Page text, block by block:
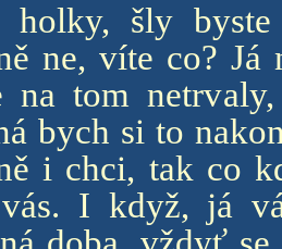
holky, šly byste
ne, víte co? Já
na tom
bych si to
i chci, tak co
I když, já